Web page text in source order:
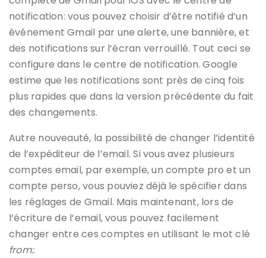
notification: vous pouvez choisir d’être notifié d’un
événement Gmail par une alerte, une bannière, et
des notifications sur l’écran verrouillé. Tout ceci se
configure dans le centre de notification. Google
estime que les notifications sont près de cinq fois
plus rapides que dans la version précédente du fait
des changements.
Autre nouveauté, la possibilité de changer l’identité
de l’expéditeur de l’email. Si vous avez plusieurs
comptes email, par exemple, un compte pro et un
compte perso, vous pouviez déjà le spécifier dans
les réglages de Gmail. Mais maintenant, lors de
l’écriture de l’email, vous pouvez facilement
changer entre ces comptes en utilisant le mot clé
from:.